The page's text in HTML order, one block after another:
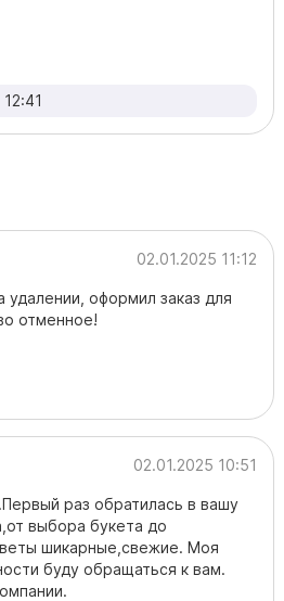
02.01.2025 11:12
оформил заказ для
отменное!
02.01.2025 10:51
раз обратилась в вашу
выбора букета до
шикарные,свежие. Моя
буду обращаться к вам.